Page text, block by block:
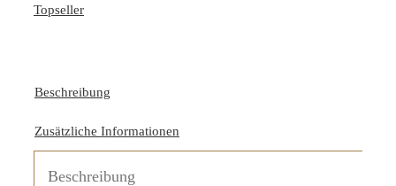
Topseller
Beschreibung
Zusätzliche Informationen
Beschreibung